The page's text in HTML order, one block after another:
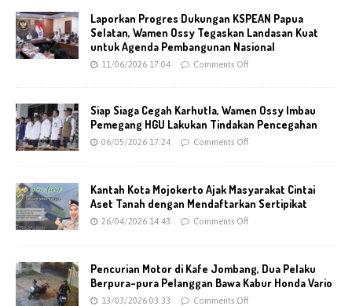
Laporkan Progres Dukungan KSPEAN Papua
Selatan, Wamen Ossy Tegaskan Landasan Kuat
untuk Agenda Pembangunan Nasional
11/06/2026 17:04 Comments Off
Siap Siaga Cegah Karhutla, Wamen Ossy Imbau
Pemegang HGU Lakukan Tindakan Pencegahan
06/05/2026 17:24 Comments Off
Kantah Kota Mojokerto Ajak Masyarakat Cintai
Aset Tanah dengan Mendaftarkan Sertipikat
26/04/2026 14:43 Comments Off
Pencurian Motor di Kafe Jombang, Dua Pelaku
Berpura-pura Pelanggan Bawa Kabur Honda Vario
13/03/2026 03:33 Comments Off